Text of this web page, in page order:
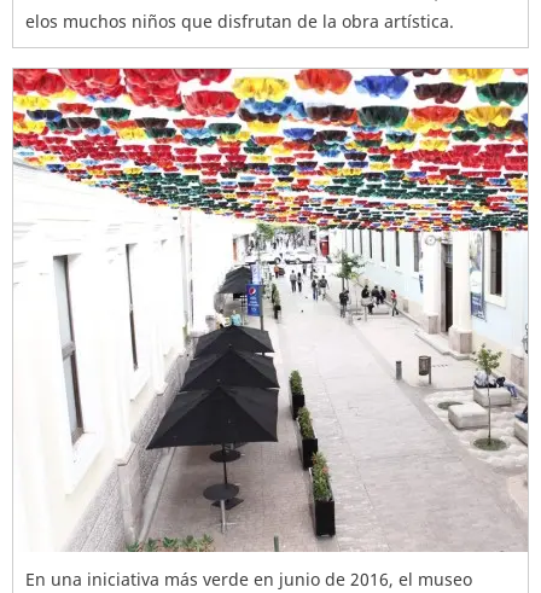
elos muchos niños que disfrutan de la obra artística.
En una iniciativa más verde en junio de 2016, el museo